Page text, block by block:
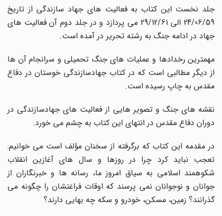
جلد نخست این کتاب به فعالیت های جهاد سازندگی از تاریخ
24/06/59 الی 29/12/61 می پردازد و در جلد دوم آن فعالیت های
جهاد در ادامه جنگ به رشته تحریر در آمده است.
مهمترین رخدادها و عملیات های جنگ تحمیلی و سرانجام آن ها
از دیگر مطالبی است که در کتاب جهادسازندگی خوستان در دفاع
مقدس به چاپ رسیده است.
نقشه های جنگ و تصویر هایی از فعالیت های جهادسازندگی در
دوران دفاع مقدس در انتهای این کتاب به چشم می خورد.
در مقدمه این کتاب که برگرفته از سخنان مؤلف است می خوانیم:
تعجب نباید کرد چرا در روزها و سال های آغازین انقلاب
شکوهمند اسلامی به سیاق امروز ما، رسانه ها و خبرنگاران از
جوانان و نوجوانان نمی پرسند که اوقات فراغتشان را چگونه می
گذرانند؟ زمین، مسکن، خودرو و سکه چه بهایی دارند؟